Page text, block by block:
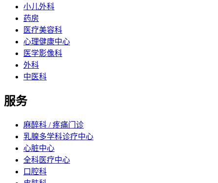
小儿外科
药房
医疗美容科
心理健康中心
医学影像科
外科
中医科
服务
麻醉科 / 疼痛门诊
乳腺多学科诊疗中心
心脏中心
全科医疗中心
口腔科